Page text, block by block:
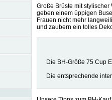
Große Brüste mit
geben einem üppigen
Frauen nicht mehr
und zaubern ein tolles
Die BH-Größe 75 Cup
Die entsprechende